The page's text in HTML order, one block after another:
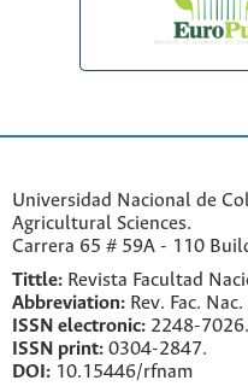
Universidad Nacional de
Agricultural Sciences.
Carrera 65 # 59A - 110
Tittle: Revista Facultad
Abbreviation: Rev. Fac.
ISSN electronic: 2248-7026.
ISSN print: 0304-2847.
DOI: 10.15446/rfnam